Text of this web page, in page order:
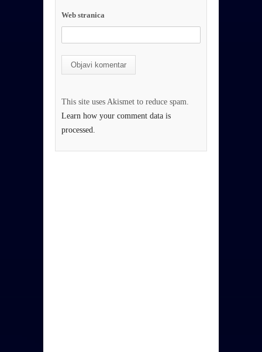
Web stranica
This site uses Akismet to reduce spam.
Learn how your comment data is
processed.